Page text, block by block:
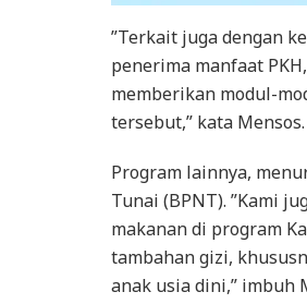
”Terkait juga dengan
penerima manfaat
memberikan modul-
tersebut,” kata Mensos.
Program lainnya,
Tunai (BPNT). ”Kami
makanan di program
tambahan gizi,
anak usia dini,” imbuh